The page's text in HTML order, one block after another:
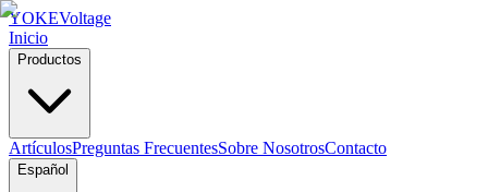
YOKEVoltage
Inicio
Productos
ArtículosPreguntas FrecuentesSobre NosotrosContacto
Español